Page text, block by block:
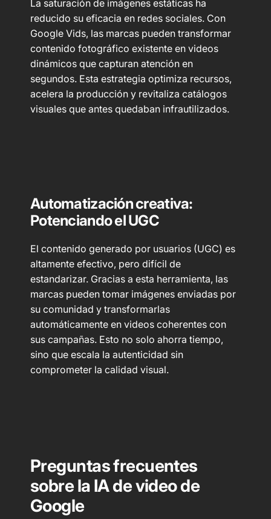
La saturación de imágenes estáticas ha
reducido su eficacia en redes sociales. Con
Google Vids, las marcas pueden transformar
contenido fotográfico existente en videos
dinámicos que capturan atención en
segundos. Esta estrategia optimiza recursos,
acelera la producción y revitaliza catálogos
visuales que antes quedaban infrautilizados.
Automatización creativa:
Potenciando el UGC
El contenido generado por usuarios (UGC) es
altamente efectivo, pero difícil de
estandarizar. Gracias a esta herramienta, las
marcas pueden tomar imágenes enviadas por
su comunidad y transformarlas
automáticamente en videos coherentes con
sus campañas. Esto no solo ahorra tiempo,
sino que escala la autenticidad sin
comprometer la calidad visual.
Preguntas frecuentes
sobre la IA de video de
Google